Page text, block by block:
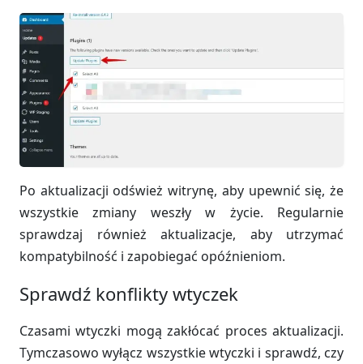
Po aktualizacji odśwież witrynę, aby upewnić się, że
wszystkie zmiany weszły w życie. Regularnie
sprawdzaj również aktualizacje, aby utrzymać
kompatybilność i zapobiegać opóźnieniom.
Sprawdź konflikty wtyczek
Czasami wtyczki mogą zakłócać proces aktualizacji.
Tymczasowo wyłącz wszystkie wtyczki i sprawdź, czy